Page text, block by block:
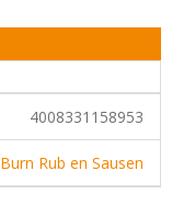
4008331158953
Burn Rub en Sausen